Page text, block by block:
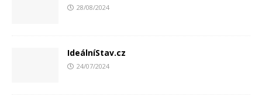
28/08/2024
IdeálníStav.cz
24/07/2024